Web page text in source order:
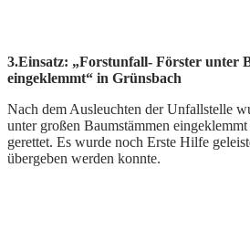
3.Einsatz: „Forstunfall- Förster unter
eingeklemmt“ in Grünsbach
Nach dem Ausleuchten der Unfallstelle
unter großen Baumstämmen
gerettet. Es wurde noch Erste Hilfe
übergeben werden konnte.